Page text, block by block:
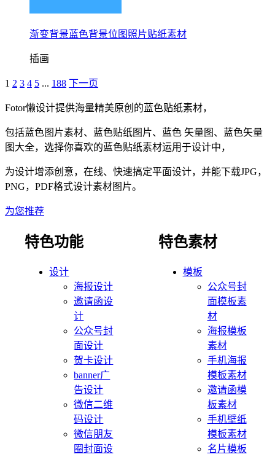
渐变背景蓝色背景位图照片贴纸素材
插画
1 2 3 4 5 ... 188 下一页
Fotor懒设计提供海量精美原创的蓝色贴纸素材，
包括蓝色图片素材、蓝色贴纸图片、蓝色 矢量图、蓝色矢量
图大全，选择你喜欢的蓝色贴纸素材运用于设计中，
为设计增添创意，在线、快速搞定平面设计，并能下载JPG，
PNG，PDF格式设计素材图片。
为您推荐
特色功能
设计
海报设计
邀请函设
计
公众号封
面设计
贺卡设计
banner广
告设计
微信二维
码设计
微信朋友
圈封面设
特色素材
模板
公众号封
面模板素
材
海报模板
素材
手机海报
模板素材
邀请函模
板素材
手机壁纸
模板素材
名片模板